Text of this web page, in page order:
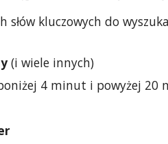
słów kluczowych do
(i wiele innych)
4 minut i powyżej 20